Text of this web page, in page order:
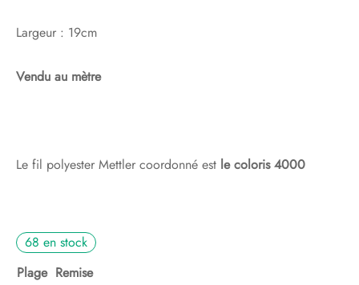
Largeur : 19cm
Vendu au mètre
Le fil polyester Mettler coordonné est le coloris 4000
68 en stock
Plage Remise